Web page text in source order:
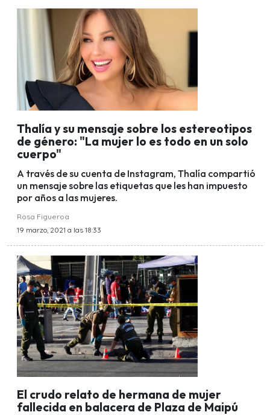
Thalía y su mensaje sobre los estereotipos
de género: "La mujer lo es todo en un solo
cuerpo"
A través de su cuenta de Instagram, Thalía compartió
un mensaje sobre las etiquetas que les han impuesto
por años a las mujeres.
Rosa Figueroa
19 marzo, 2021 a las 18:33
El crudo relato de hermana de mujer
fallecida en balacera de Plaza de Maipú